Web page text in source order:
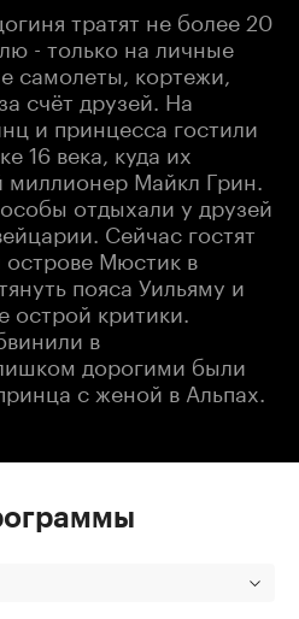
тратят не более 20
- только на личные
самолеты, кортежи,
счёт друзей. На
и принцесса гостили
16 века, куда их
Майкл Грин.
отдыхали у друзей
Сейчас гостят
Мюстик в
пояса Уильяму и
острой критики.
в
дорогими были
с женой в Альпах.